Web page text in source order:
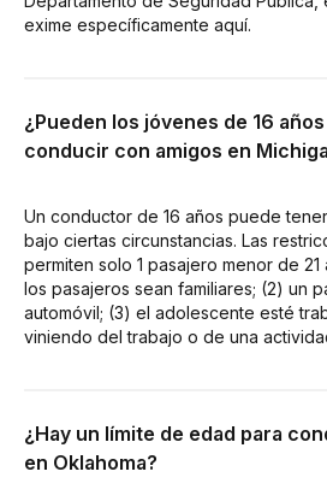
exime específicamente aquí.
¿Pueden los jóvenes de 16 años
conducir con amigos en
Un conductor de 16 años puede
bajo ciertas circunstancias. Las
permiten solo 1 pasajero menor de 21
los pasajeros sean familiares; (2) un
automóvil; (3) el adolescente esté
viniendo del trabajo o de una
¿Hay un límite de edad para
en Oklahoma?